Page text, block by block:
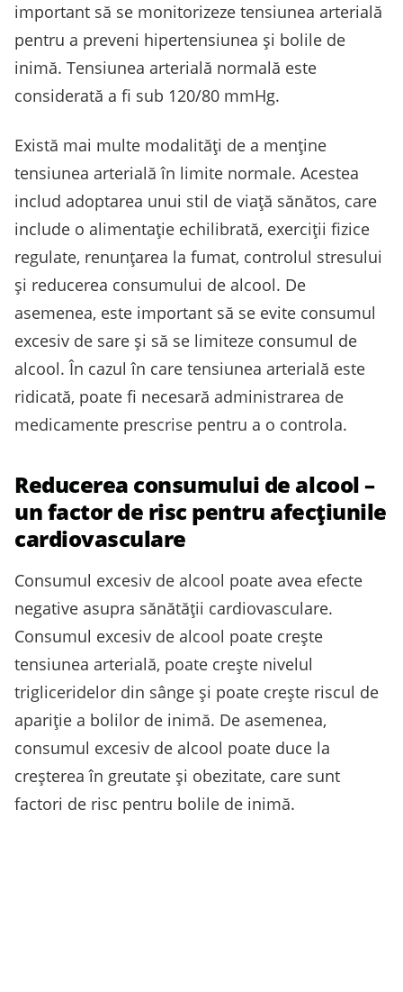
important să se monitorizeze tensiunea arterială
pentru a preveni hipertensiunea și bolile de
inimă. Tensiunea arterială normală este
considerată a fi sub 120/80 mmHg.
Există mai multe modalități de a menține
tensiunea arterială în limite normale. Acestea
includ adoptarea unui stil de viață sănătos, care
include o alimentație echilibrată, exerciții fizice
regulate, renunțarea la fumat, controlul stresului
și reducerea consumului de alcool. De
asemenea, este important să se evite consumul
excesiv de sare și să se limiteze consumul de
alcool. În cazul în care tensiunea arterială este
ridicată, poate fi necesară administrarea de
medicamente prescrise pentru a o controla.
Reducerea consumului de alcool –
un factor de risc pentru afecțiunile
cardiovasculare
Consumul excesiv de alcool poate avea efecte
negative asupra sănătății cardiovasculare.
Consumul excesiv de alcool poate crește
tensiunea arterială, poate crește nivelul
trigliceridelor din sânge și poate crește riscul de
apariție a bolilor de inimă. De asemenea,
consumul excesiv de alcool poate duce la
creșterea în greutate și obezitate, care sunt
factori de risc pentru bolile de inimă.